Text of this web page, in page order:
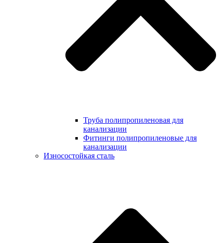
Труба полипропиленовая для
канализации
Фитинги полипропиленовые для
канализации
Износостойкая сталь